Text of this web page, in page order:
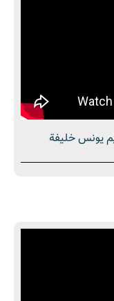
9 ربيع الأول 1447 بتقديم يونس خليفة